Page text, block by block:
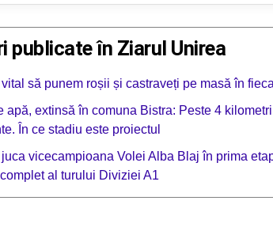
publicate în Ziarul Unirea
să punem roșii și castraveți pe masă în
apă, extinsă în comuna Bistra: Peste 4
În ce stadiu este proiectul
vicecampioana Volei Alba Blaj în prima
al turului Diviziei A1